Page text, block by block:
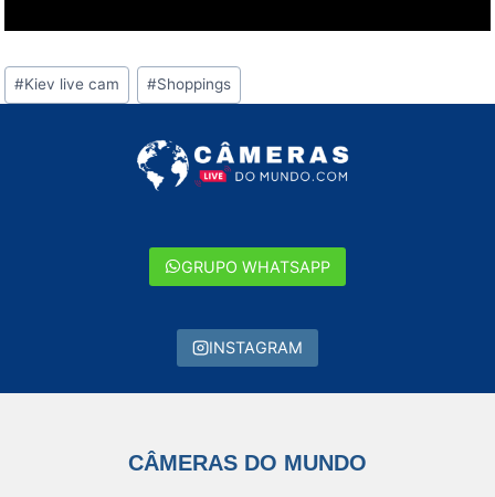
Tags
do
#Kiev live cam #Shoppings
GRUPO WHATSAPP
INSTAGRAM
CÂMERAS DO MUNDO